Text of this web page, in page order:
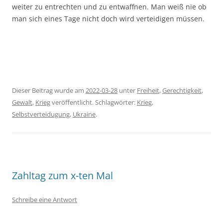
weiter zu entrechten und zu entwaffnen. Man weiß nie ob
man sich eines Tage nicht doch wird verteidigen müssen.
Dieser Beitrag wurde am 2022-03-28 unter Freiheit,Gerechtigkeit,
Gewalt, Kriegveröffentlicht. Schlagwörter: Krieg,
Selbstverteidugung, Ukraine.
Zahltag zum x-ten Mal
Schreibe eine Antwort